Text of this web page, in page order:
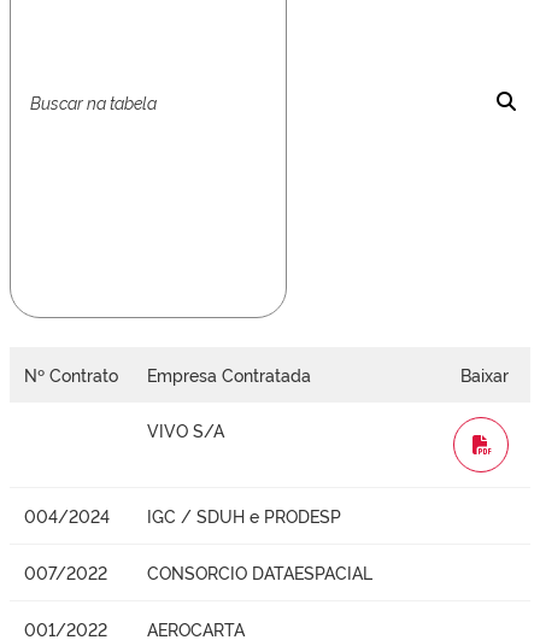
Nº Contrato Empresa Contratada Baixar
VIVO S/A
WORD
004/2024 IGC / SDUH e PRODESP
007/2022 CONSORCIO DATAESPACIAL
001/2022 AEROCARTA